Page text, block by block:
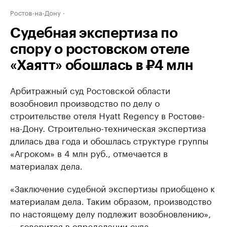
Ростов-на-Дону
Судебная экспертиза по
спору о ростовском отеле
«Хаятт» обошлась в ₽4 млн
Арбитражный суд Ростовской области
возобновил производство по делу о
строительстве отеля Hyatt Regency в Ростове-
на-Дону. Строительно-техническая экспертиза
длилась два года и обошлась структуре группы
«Агроком» в 4 млн руб., отмечается в
материалах дела.
«Заключение судебной экспертизы приобщено к
материалам дела. Таким образом, производство
по настоящему делу подлежит возобновлению»,